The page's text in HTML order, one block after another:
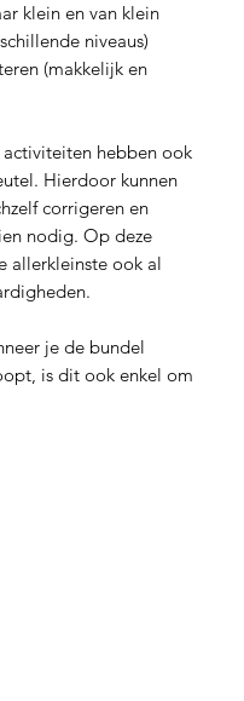
klein en van klein
niveaus)
(makkelijk en
hebben ook
Hierdoor kunnen
corrigeren en
nodig. Op deze
allerkleinste ook al
je de bundel
is dit ook enkel om